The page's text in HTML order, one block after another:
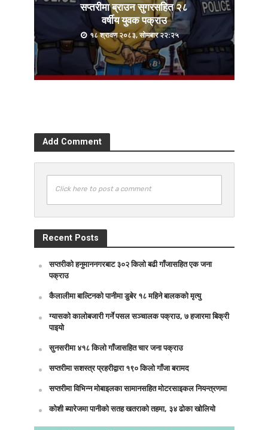
सप्तरीमा ब्राउन सुगरसहित २८
वर्षीय युवक पक्राउ
१८ श्रावण २०८३, सोमबार २२:२५
Add Comment
Click here to post a comment
Recent Posts
सप्तरीको हनुमाननगरबाट ३०२ किलो बढी गाँजासहित एक जना
पक्राउ
कैलालीमा बाल्टिनको पानीमा डुबेर १८ महिने बालकको मृत्यु
ग्यासको कालोबजारी गर्ने पसल सञ्चालक पक्राउ, ७ हजारमा बिक्री
पाइयो
सुनसरीमा ४१८ किलो गाँजासहित चार जना पक्राउ
सप्तरीमा सशस्त्र प्रहरीद्वारा १९० किलो गाँजा बरामद
सप्तरीमा विभिन्न मोबाइलका सामानसहित मोटरसाइकल नियन्त्रणमा
कोशी ब्यारेजमा पानीको सतह खतराको तहमा, ३४ ढोका खोलियो